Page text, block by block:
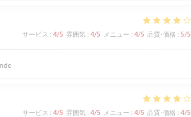
サービス : 4/5 雰囲気 : 4/5 メニュー : 4/5 品質-価格 : 5/5
サービス : 4/5 雰囲気 : 4/5 メニュー : 4/5 品質-価格 : 4/5